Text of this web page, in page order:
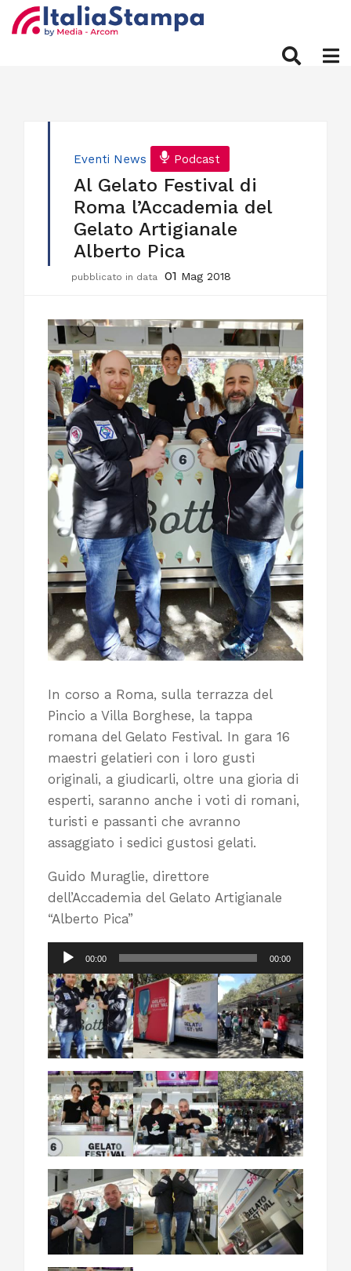
Eventi News Podcast
Al Gelato Festival di
Roma l’Accademia del
Gelato Artigianale
Alberto Pica
pubblicato in data 01 Mag 2018
In corso a Roma, sulla terrazza del
Pincio a Villa Borghese, la tappa
romana del Gelato Festival. In gara 16
maestri gelatieri con i loro gusti
originali, a giudicarli, oltre una gioria di
esperti, saranno anche i voti di romani,
turisti e passanti che avranno
assaggiato i sedici gustosi gelati.
Guido Muraglie, direttore
dell’Accademia del Gelato Artigianale
“Alberto Pica”
Audio
Player
00:00 00:00